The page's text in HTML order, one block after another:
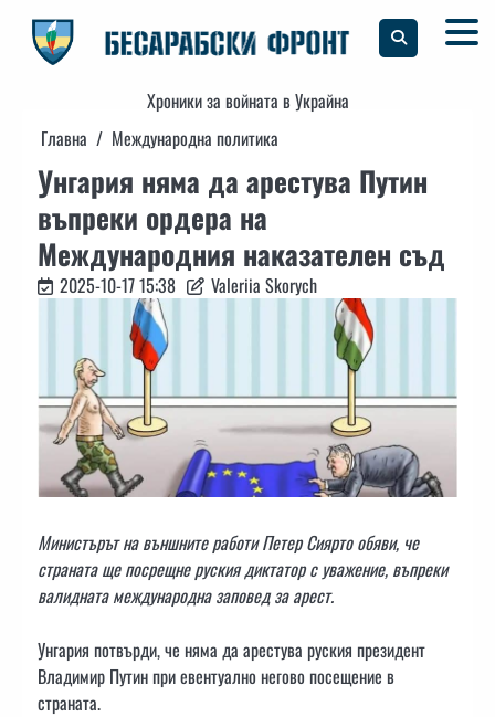
content
Хроники за войната в Украйна
Главна
Международна политика
Унгария няма да арестува Путин
въпреки ордера на
Международния наказателен съд
2025-10-17 15:38 Valeriia Skorych
Министърът на външните работи Петер Сиярто обяви, че
страната ще посрещне руския диктатор с уважение, въпреки
валидната международна заповед за арест.
Унгария потвърди, че няма да арестува руския президент
Владимир Путин при евентуално негово посещение в
страната.